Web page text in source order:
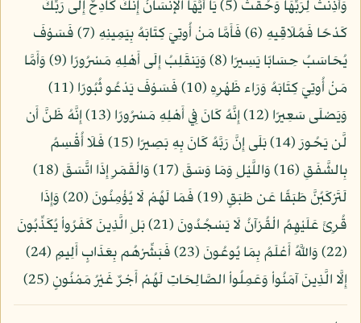
وَأَذِنَتْ لِرَبِّهَا وَحُقَّتْ (5) يَا أَيُّهَا الْإِنسَانُ إِنَّكَ كَادِحٌ إِلَى رَبِّكَ
كَدْحًا فَمُلَاقِيهِ (6) فَأَمَّا مَنْ أُوتِيَ كِتَابَهُ بِيَمِينِهِ (7) فَسَوْفَ
يُحَاسَبُ حِسَابًا يَسِيرًا (8) وَيَنقَلِبُ إِلَى أَهْلِهِ مَسْرُورًا (9) وَأَمَّا
مَنْ أُوتِيَ كِتَابَهُ وَرَاء ظَهْرِهِ (10) فَسَوْفَ يَدْعُو ثُبُورًا (11)
وَيَصْلَى سَعِيرًا (12) إِنَّهُ كَانَ فِي أَهْلِهِ مَسْرُورًا (13) إِنَّهُ ظَنَّ أَن
لَّن يَحُورَ (14) بَلَى إِنَّ رَبَّهُ كَانَ بِهِ بَصِيرًا (15) فَلَا أُقْسِمُ
بِالشَّفَقِ (16) وَاللَّيْلِ وَمَا وَسَقَ (17) وَالْقَمَرِ إِذَا اتَّسَقَ (18)
لَتَرْكَبُنَّ طَبَقًا عَن طَبَقٍ (19) فَمَا لَهُمْ لَا يُؤْمِنُونَ (20) وَإِذَا
قُرِئَ عَلَيْهِمُ الْقُرْآنُ لَا يَسْجُدُونَ (21) بَلِ الَّذِينَ كَفَرُواْ يُكَذِّبُونَ
(22) وَاللَّهُ أَعْلَمُ بِمَا يُوعُونَ (23) فَبَشِّرْهُم بِعَذَابٍ أَلِيمٍ (24)
إِلَّا الَّذِينَ آمَنُواْ وَعَمِلُواْ الصَّالِحَاتِ لَهُمْ أَجْرٌ غَيْرُ مَمْنُونٍ (25)